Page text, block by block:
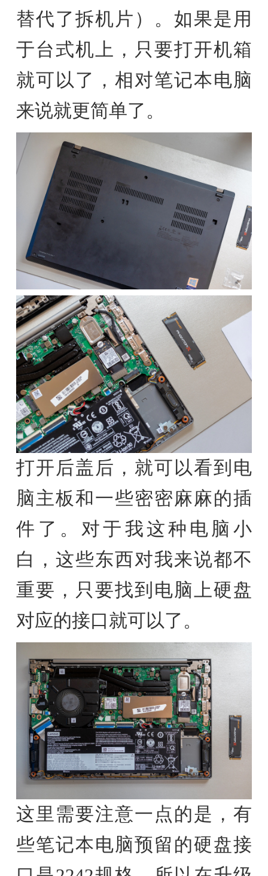
替代了拆机片）。如果是用
于台式机上，只要打开机箱
就可以了，相对笔记本电脑
来说就更简单了。
打开后盖后，就可以看到电
脑主板和一些密密麻麻的插
件了。对于我这种电脑小
白，这些东西对我来说都不
重要，只要找到电脑上硬盘
对应的接口就可以了。
这里需要注意一点的是，有
些笔记本电脑预留的硬盘接